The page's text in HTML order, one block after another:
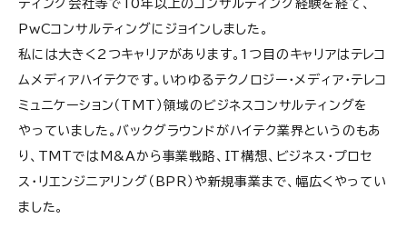
ティング会社等で10年以上のコンサルティング経験を経て、
PwCコンサルティングにジョインしました。
私には大きく2つキャリアがあります。1つ目のキャリアはテレコ
ムメディアハイテクです。いわゆるテクノロジー・メディア・テレコ
ミュニケーション（TMT）領域のビジネスコンサルティングを
やっていました。バックグラウンドがハイテク業界というのもあ
り、TMTではM&Aから事業戦略、IT構想、ビジネス・プロセ
ス・リエンジニアリング（BPR）や新規事業まで、幅広くやってい
ました。